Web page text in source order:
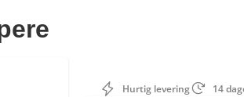
Hurtig levering 14